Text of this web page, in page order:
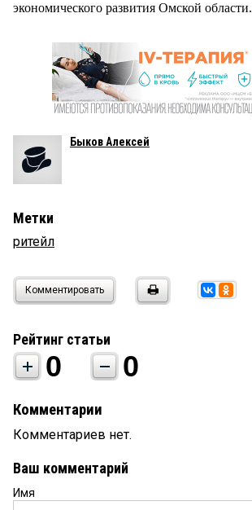
экономического развития Омской области.
Быков Алексей
Метки
ритейл
Комментировать
Рейтинг статьи
0 0
Комментарии
Комментариев нет.
Ваш комментарий
Имя